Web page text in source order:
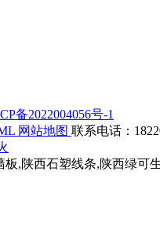
备2022004056号-1
网站地图 联系电话：
,陕西石塑线条,陕西绿可